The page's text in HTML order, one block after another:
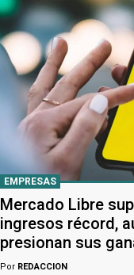
EMPRESAS
Mercado Libre
ingresos récord,
presionan sus
Por REDACCION